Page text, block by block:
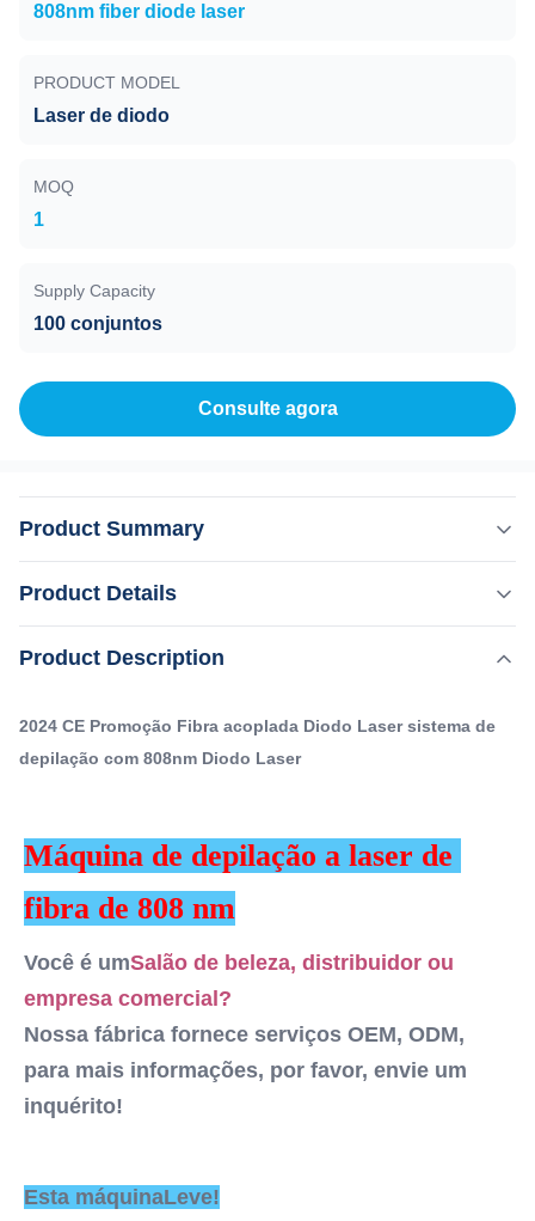
808nm fiber diode laser
PRODUCT MODEL
Laser de diodo
MOQ
1
Supply Capacity
100 conjuntos
Consulte agora
Product Summary
beleza, distribuidor ou empresa comercial?Nossa fábrica
favor, envie um inquérito! Esta m...
Product Details
,
Máquina de remoção de pelos a laser de diodo acoplado
Não
Laser de diodo
Style:
Estacionário
Laser
Feature:
Application:
Product Description
2024 CE Promoção Fibra acoplada Diodo Laser sistema de
depilação com 808nm Diodo Laser
Máquina de depilação a laser de
fibra de 808 nm
Você é umSalão de beleza, distribuidor ou
empresa comercial?
Nossa fábrica fornece serviços OEM, ODM,
para mais informações, por favor, envie um
inquérito!
Esta máquinaLeve!